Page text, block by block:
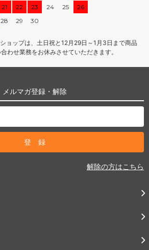
21 22 23 24 25
26
28 29 30
ョップは、土日祝と12月29日～1月3日まで商品
わせ業務をお休みさせていただきます。
メルマガ登録・解除
解除の方はこちら